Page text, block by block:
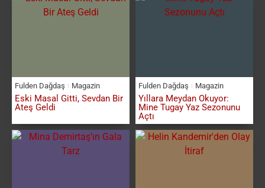
Fulden Dağdaş Magazin
Eski Masal Gitti, Sevdan Bir
Ateş Geldi
Fulden Dağdaş Magazin
Yıllara Meydan Okuyor:
Mine Tugay Yaz Sezonunu
Açtı